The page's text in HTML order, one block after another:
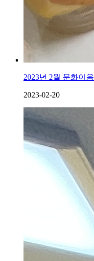
2023년 2월 문화이음
2023-02-20